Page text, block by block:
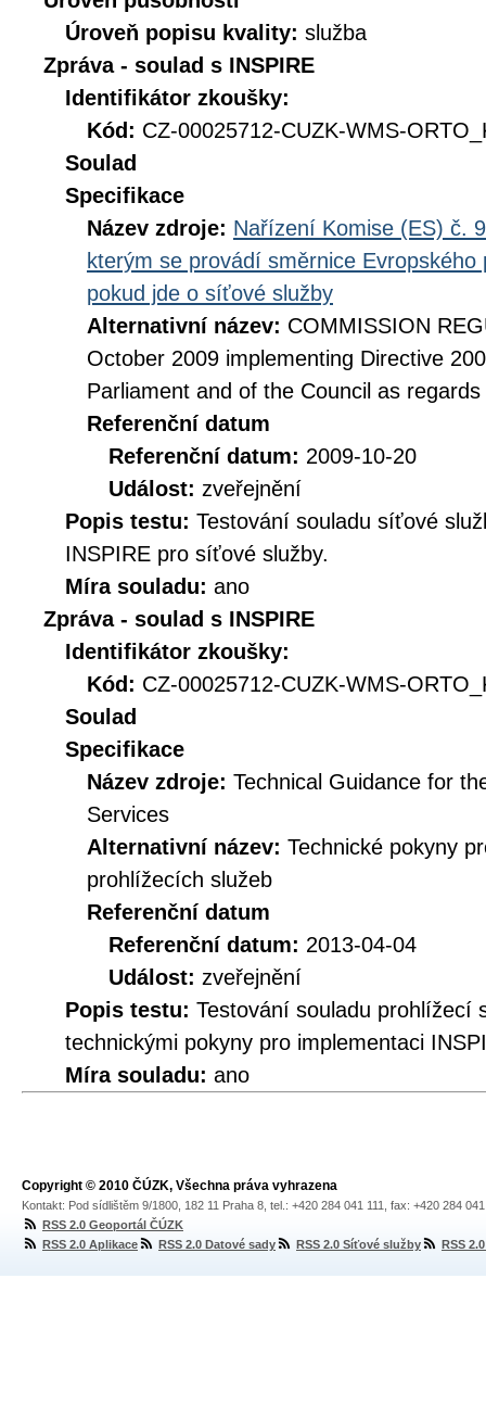
Úroveň popisu kvality: služba
Zpráva - soulad s INSPIRE
Identifikátor zkoušky:
Kód: CZ-00025712-CUZK-WMS-
Soulad
Specifikace
Název zdroje: Nařízení Komise (ES) č.
kterým se provádí směrnice
pokud jde o síťové služby
Alternativní název: COMMISSION
October 2009 implementing Directive
Parliament and of the Council as
Referenční datum
Referenční datum: 2009-10-20
Událost: zveřejnění
Popis testu: Testování souladu síťové
INSPIRE pro síťové služby.
Míra souladu: ano
Zpráva - soulad s INSPIRE
Identifikátor zkoušky:
Kód: CZ-00025712-CUZK-WMS-
Soulad
Specifikace
Název zdroje: Technical Guidance for
Services
Alternativní název: Technické pokyny
prohlížecích služeb
Referenční datum
Referenční datum: 2013-04-04
Událost: zveřejnění
Popis testu: Testování souladu prohlížecí
technickými pokyny pro implementaci
Míra souladu: ano
Copyright © 2010 ČÚZK, Všechna práva vyhrazena
Kontakt: Pod sídlištěm 9/1800, 182 11 Praha 8, tel.: +420 284 041 111, fax: +420 284
RSS 2.0 Geoportál ČÚZK
RSS 2.0 Aplikace
RSS 2.0 Datové sady RSS 2.0 Síťové služby RSS